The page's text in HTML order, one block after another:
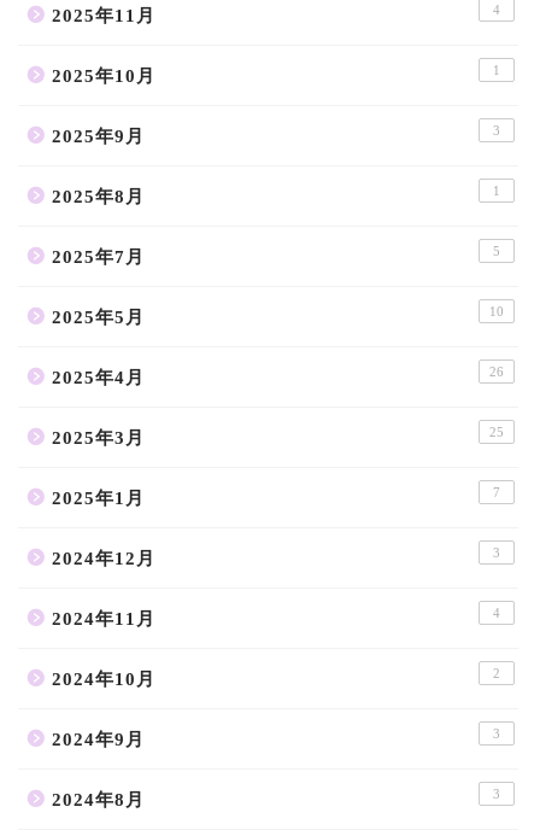
2025年11月 4
2025年10月 1
2025年9月 3
2025年8月 1
2025年7月 5
2025年5月 10
2025年4月 26
2025年3月 25
2025年1月 7
2024年12月 3
2024年11月 4
2024年10月 2
2024年9月 3
2024年8月 3